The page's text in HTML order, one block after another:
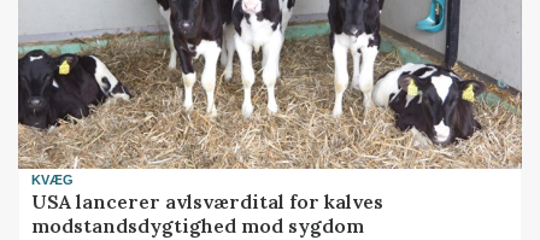
KVÆG
USA lancerer avlsværdital for kalves
modstandsdygtighed mod sygdom